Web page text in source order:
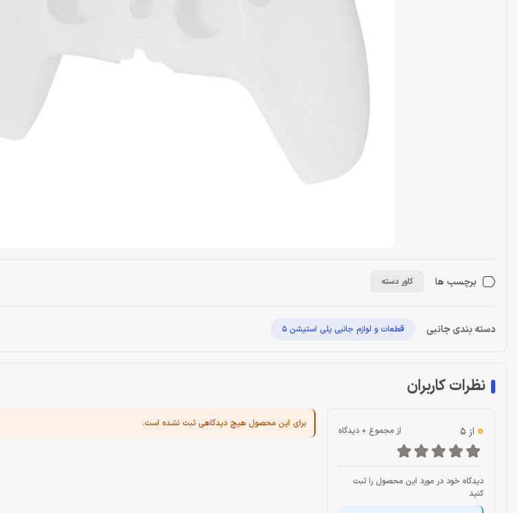
برچسب ها کاور دسته
دسته بندی جانبی قطعات و لوازم جانبی پلی استیشن 5
نظرات کاربران
0 از 5 از مجموع 0 دیدگاه
دیدگاه خود در مورد این محصول را ثبت
کنید
برای این محصول هیچ دیدگاهی ثبت نشده است.